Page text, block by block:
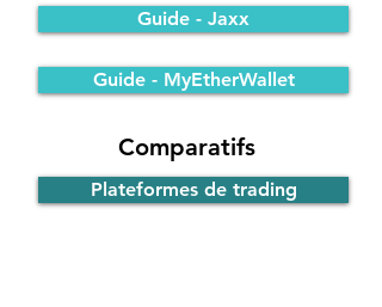
Comparatifs
Plateformes de trading
Guide - MyEtherWallet
Guide - Jaxx